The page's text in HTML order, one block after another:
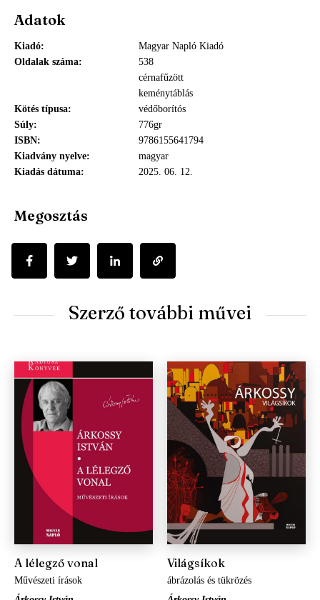
Szerző további művei
A lélegző vonal
Művészeti írások
Világsíkok
ábrázolás és tükrözés
Adatok
Kiadó
Magyar Napló Kiadó
Oldalak száma
538
Kötés típusa
cérnafűzött
keménytáblás
védőborítós
Súly
776gr
ISBN
9786155641794
Kiadvány nyelve
magyar
Kiadás dátuma
2025. 06. 12.
Megosztás